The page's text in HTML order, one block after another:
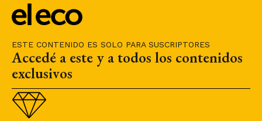
ESTE CONTENIDO ES SOLO PARA SUSCRIPTORES
Accedé a este y a todos los contenidos
exclusivos